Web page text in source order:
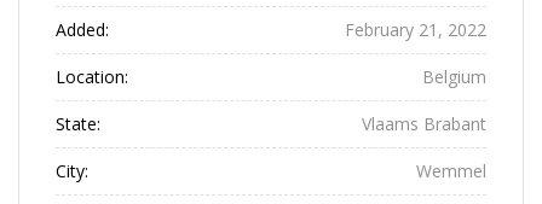
Added: February 21, 2022
Location: Belgium
State: Vlaams Brabant
City: Wemmel